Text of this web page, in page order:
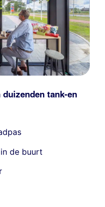
duizenden tank-en
de buurt